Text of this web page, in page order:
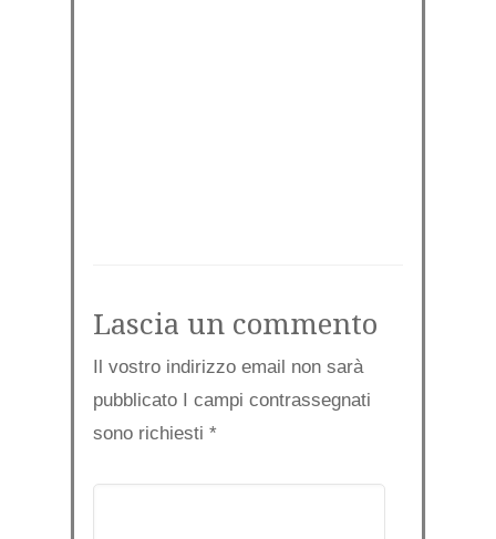
Lascia un commento
Il vostro indirizzo email non sarà
pubblicato I campi contrassegnati
sono richiesti *